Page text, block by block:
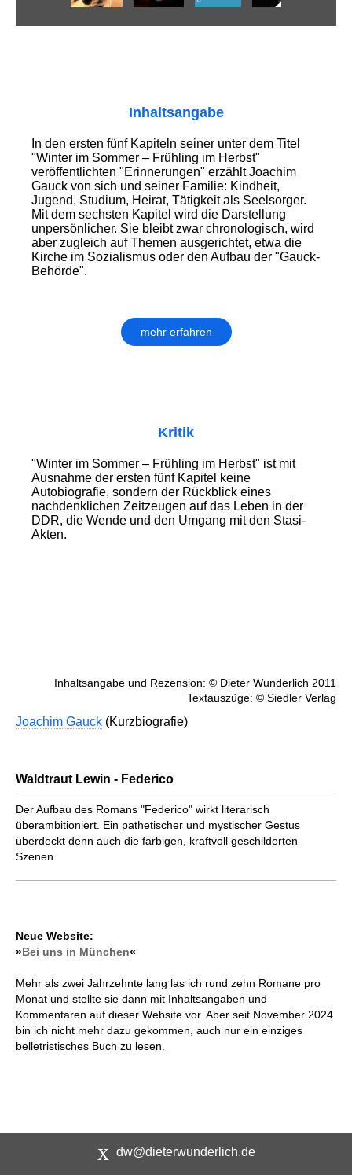
Inhaltsangabe
In den ersten fünf Kapiteln seiner unter dem Titel
"Winter im Sommer – Frühling im Herbst"
veröffentlichten "Erinnerungen" erzählt Joachim
Gauck von sich und seiner Familie: Kindheit,
Jugend, Studium, Heirat, Tätigkeit als Seelsorger.
Mit dem sechsten Kapitel wird die Darstellung
unpersönlicher. Sie bleibt zwar chronologisch, wird
aber zugleich auf Themen ausgerichtet, etwa die
Kirche im Sozialismus oder den Aufbau der "Gauck-
Behörde".
mehr erfahren
Kritik
"Winter im Sommer – Frühling im Herbst" ist mit
Ausnahme der ersten fünf Kapitel keine
Autobiografie, sondern der Rückblick eines
nachdenklichen Zeitzeugen auf das Leben in der
DDR, die Wende und den Umgang mit den Stasi-
Akten.
Inhaltsangabe und Rezension: © Dieter Wunderlich 2011
Textauszüge: © Siedler Verlag
Joachim Gauck (Kurzbiografie)
Waldtraut Lewin - Federico
Der Aufbau des Romans "Federico" wirkt literarisch
überambitioniert. Ein pathetischer und mystischer Gestus
überdeckt denn auch die farbigen, kraftvoll geschilderten
Szenen.
Neue Website:
»Bei uns in München«
Mehr als zwei Jahrzehnte lang las ich rund zehn Romane pro
Monat und stellte sie dann mit Inhaltsangaben und
Kommentaren auf dieser Website vor. Aber seit November 2024
bin ich nicht mehr dazu gekommen, auch nur ein einziges
belletristisches Buch zu lesen.
dw@dieterwunderlich.de